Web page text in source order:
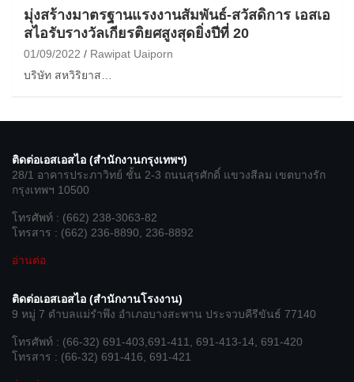
มุ่งสร้างมาตรฐานแรงงานสัมพันธ์-สวัสดิการ เอสเอ
สไอรับรางวัลเกียรติยศสูงสุดยิ่งปีที่ 20
01/09/2022
Rawipat Uaiporn
บริษัท สหวิริยาส…
ติดต่อเอสเอสไอ (สำนักงานกรุงเทพฯ)
28/1 อาคารประภาวิทย์ ชั้น 2-3 ถนนสุรศักดิ์ แขวงสีลม เขตบางรัก
กรุงเทพฯ 10500
โทรศัพท์ : (662) 238-3063-82
โทรสาร : (662) 236-8890, 236-8892
อ่านต่อ
ติดต่อเอสเอสไอ (สำนักงานโรงงาน)
9 หมู่ 7 ตำบลแม่รำพึง อำเภอบางสะพาน ประจวบคีรีขันธ์ 77140
โทรศัพท์ : (66-32) 691-403,691-411, 691-413-14, 691-420
โทรสาร : (66-32) 691-416, 691-421